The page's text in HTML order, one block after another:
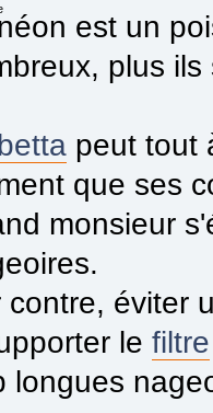
est un
plus
peut tout
que ses
monsieur
contre, éviter
le filtre
longues